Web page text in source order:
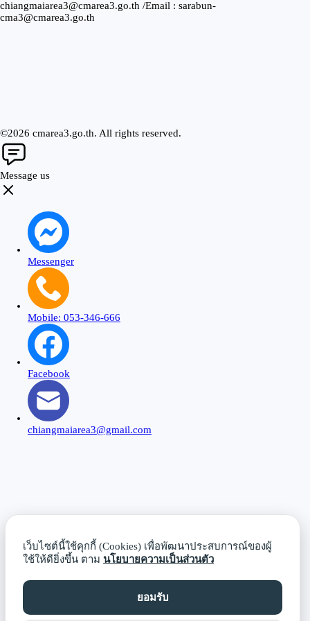
chiangmaiarea3@cmarea3.go.th /Email : sarabun-
cma3@cmarea3.go.th
©2026 cmarea3.go.th. All rights reserved.
Message us
Messenger
Mobile: 053-346-666
Facebook
chiangmaiarea3@gmail.com
เว็บไซต์นี้ใช้คุกกี้ (Cookies) เพื่อพัฒนาประสบการณ์ของผู้
ใช้ให้ดียิ่งขึ้น ตาม นโยบายความเป็นส่วนตัว
ยอมรับ